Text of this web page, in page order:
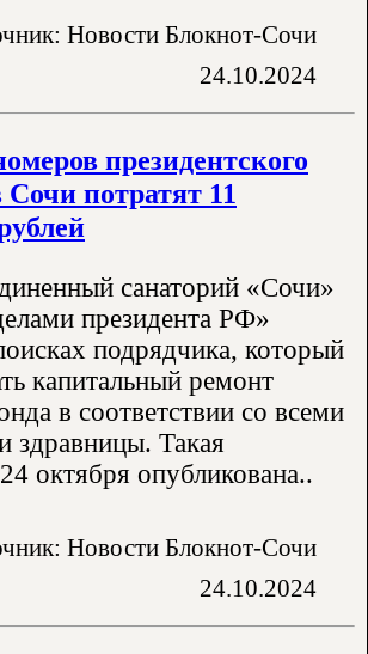
Новости Блокнот-Сочи
24.10.2024
президентского
Сочи потратят 11
санаторий «Сочи»
президента РФ»
подрядчика, который
капитальный ремонт
в соответствии со всеми
здравницы. Такая
октября опубликована..
Новости Блокнот-Сочи
24.10.2024